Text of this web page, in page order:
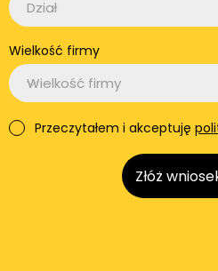
Przeczytałem i akceptuję
Wielkość firmy
Złóż